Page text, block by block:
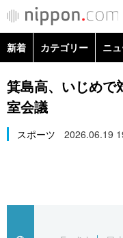
カテゴリー
経済・ビジネス
トップ
In-depth
新着 カテゴリー ニ
政治・外交
経済・ビジネス
箕島高、いじめ
室会議
スポーツ 2026.06.19